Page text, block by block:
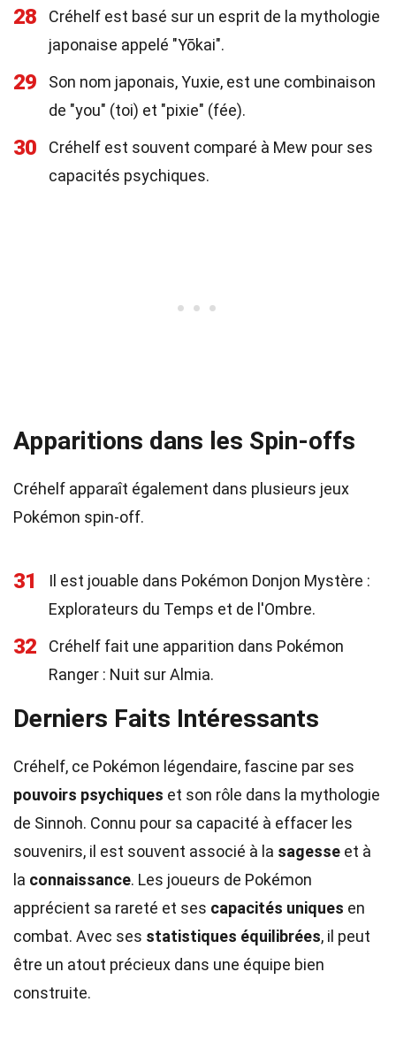
28
Créhelf est basé sur un esprit de la mythologie
japonaise appelé "Yōkai".
29
Son nom japonais, Yuxie, est une combinaison
de "you" (toi) et "pixie" (fée).
30
Créhelf est souvent comparé à Mew pour ses
capacités psychiques.
Apparitions dans les Spin-offs
Créhelf apparaît également dans plusieurs jeux
Pokémon spin-off.
31
Il est jouable dans Pokémon Donjon Mystère :
Explorateurs du Temps et de l'Ombre.
32
Créhelf fait une apparition dans Pokémon
Ranger : Nuit sur Almia.
Derniers Faits Intéressants
Créhelf, ce Pokémon légendaire, fascine par ses
pouvoirs psychiques et son rôle dans la mythologie
de Sinnoh. Connu pour sa capacité à effacer les
souvenirs, il est souvent associé à la sagesse et à
la connaissance. Les joueurs de Pokémon
apprécient sa rareté et ses capacités uniques en
combat. Avec ses statistiques équilibrées, il peut
être un atout précieux dans une équipe bien
construite.